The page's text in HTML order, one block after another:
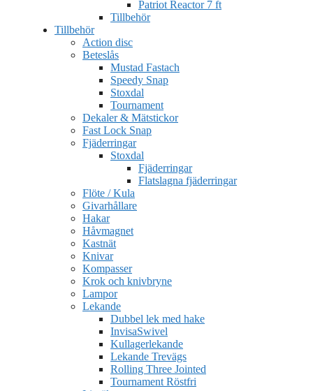
Patriot Reactor 7 ft
Tillbehör
Tillbehör
Action disc
Beteslås
Mustad Fastach
Speedy Snap
Stoxdal
Tournament
Dekaler & Mätstickor
Fast Lock Snap
Fjäderringar
Stoxdal
Fjäderringar
Flatslagna fjäderringar
Flöte / Kula
Givarhållare
Hakar
Håvmagnet
Kastnät
Knivar
Kompasser
Krok och knivbryne
Lampor
Lekande
Dubbel lek med hake
InvisaSwivel
Kullagerlekande
Lekande Trevägs
Rolling Three Jointed
Tournament Röstfri